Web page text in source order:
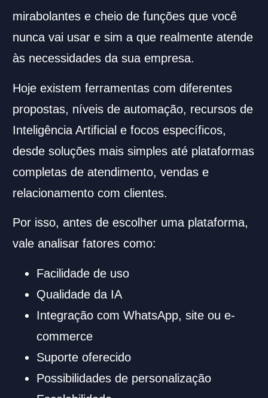
mirabolantes e cheio de funções que você
nunca vai usar e sim a que realmente atende
às necessidades da sua empresa.
Hoje existem ferramentas com diferentes
propostas, níveis de automação, recursos de
Inteligência Artificial e focos específicos,
desde soluções mais simples até plataformas
completas de atendimento, vendas e
relacionamento com clientes.
Por isso, antes de escolher uma plataforma,
vale analisar fatores como:
Facilidade de uso
Qualidade da IA
Integração com WhatsApp, site ou e-
commerce
Suporte oferecido
Possibilidades de personalização